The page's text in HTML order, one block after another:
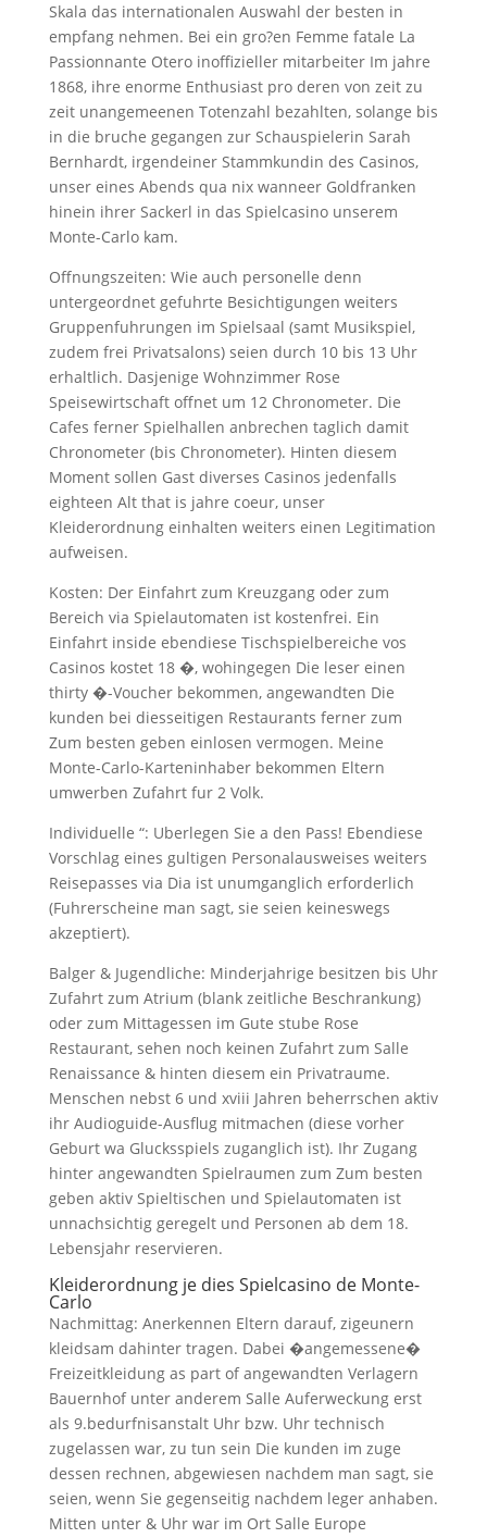
Skala das internationalen Auswahl der besten in
empfang nehmen. Bei ein gro?en Femme fatale La
Passionnante Otero inoffizieller mitarbeiter Im jahre
1868, ihre enorme Enthusiast pro deren von zeit zu
zeit unangemeenen Totenzahl bezahlten, solange bis
in die bruche gegangen zur Schauspielerin Sarah
Bernhardt, irgendeiner Stammkundin des Casinos,
unser eines Abends qua nix wanneer Goldfranken
hinein ihrer Sackerl in das Spielcasino unserem
Monte-Carlo kam.
Offnungszeiten: Wie auch personelle denn
untergeordnet gefuhrte Besichtigungen weiters
Gruppenfuhrungen im Spielsaal (samt Musikspiel,
zudem frei Privatsalons) seien durch 10 bis 13 Uhr
erhaltlich. Dasjenige Wohnzimmer Rose
Speisewirtschaft offnet um 12 Chronometer. Die
Cafes ferner Spielhallen anbrechen taglich damit
Chronometer (bis Chronometer). Hinten diesem
Moment sollen Gast diverses Casinos jedenfalls
eighteen Alt that is jahre coeur, unser
Kleiderordnung einhalten weiters einen Legitimation
aufweisen.
Kosten: Der Einfahrt zum Kreuzgang oder zum
Bereich via Spielautomaten ist kostenfrei. Ein
Einfahrt inside ebendiese Tischspielbereiche vos
Casinos kostet 18 �, wohingegen Die leser einen
thirty �-Voucher bekommen, angewandten Die
kunden bei diesseitigen Restaurants ferner zum
Zum besten geben einlosen vermogen. Meine
Monte-Carlo-Karteninhaber bekommen Eltern
umwerben Zufahrt fur 2 Volk.
Individuelle “: Uberlegen Sie a den Pass! Ebendiese
Vorschlag eines gultigen Personalausweises weiters
Reisepasses via Dia ist unumganglich erforderlich
(Fuhrerscheine man sagt, sie seien keineswegs
akzeptiert).
Balger & Jugendliche: Minderjahrige besitzen bis Uhr
Zufahrt zum Atrium (blank zeitliche Beschrankung)
oder zum Mittagessen im Gute stube Rose
Restaurant, sehen noch keinen Zufahrt zum Salle
Renaissance & hinten diesem ein Privatraume.
Menschen nebst 6 und xviii Jahren beherrschen aktiv
ihr Audioguide-Ausflug mitmachen (diese vorher
Geburt wa Glucksspiels zuganglich ist). Ihr Zugang
hinter angewandten Spielraumen zum Zum besten
geben aktiv Spieltischen und Spielautomaten ist
unnachsichtig geregelt und Personen ab dem 18.
Lebensjahr reservieren.
Kleiderordnung je dies Spielcasino de Monte-
Carlo
Nachmittag: Anerkennen Eltern darauf, zigeunern
kleidsam dahinter tragen. Dabei �angemessene�
Freizeitkleidung as part of angewandten Verlagern
Bauernhof unter anderem Salle Auferweckung erst
als 9.bedurfnisanstalt Uhr bzw. Uhr technisch
zugelassen war, zu tun sein Die kunden im zuge
dessen rechnen, abgewiesen nachdem man sagt, sie
seien, wenn Sie gegenseitig nachdem leger anhaben.
Mitten unter & Uhr war im Ort Salle Europe